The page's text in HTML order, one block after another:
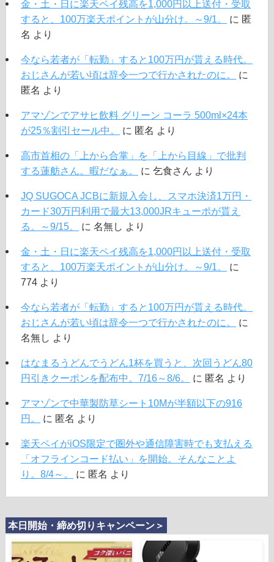
金・土・日に楽天ペイ残高を1,000円以上送付・受取
すると、100万楽天ポイントが山分け。～9/1。
に 匿
名 より
今なら若者が「転勤」すると100万円が貰える時代。
おじさんが若い頃は辞令一つで行かされたのに。
に
匿名 より
アマゾンでアサヒ飲料 グリーン コーラ 500ml×24本
が25％割引セール中。
に 匿名 より
高市首相の「上から合掌」を「上から目線」で批判
する蓮舫さん。暇だなぁ。
に 乞食さん より
JQ SUGOCA JCBに新規入会し、スマホ決済1万円・
カード30万円利用で最大13,000JRキューポが貰え
る。～9/15。
に 名無し より
金・土・日に楽天ペイ残高を1,000円以上送付・受取
すると、100万楽天ポイントが山分け。～9/1。
に
774より
今なら若者が「転勤」すると100万円が貰える時代。
おじさんが若い頃は辞令一つで行かされたのに。
に
名無し より
はなまるうどんでうどん1杯を買うと、次回うどん80
円引きクーポンを配布中。7/16～8/6。
に 匿名 より
アマゾンで中華製防草シート10Mが半額以下の916
円。
に 匿名 より
楽天ペイがiOS限定で圏外や通信障害時でも支払える
「オフラインコード払い」を開始。そんなことよ
り。8/4～。
に 匿名 より
本日開始・締め切りキャンペーン＞